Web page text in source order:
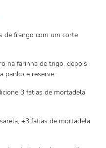
de frango com um corte
na farinha de trigo, depois
panko e reserve.
3 fatias de mortadela
+3 fatias de mortadela